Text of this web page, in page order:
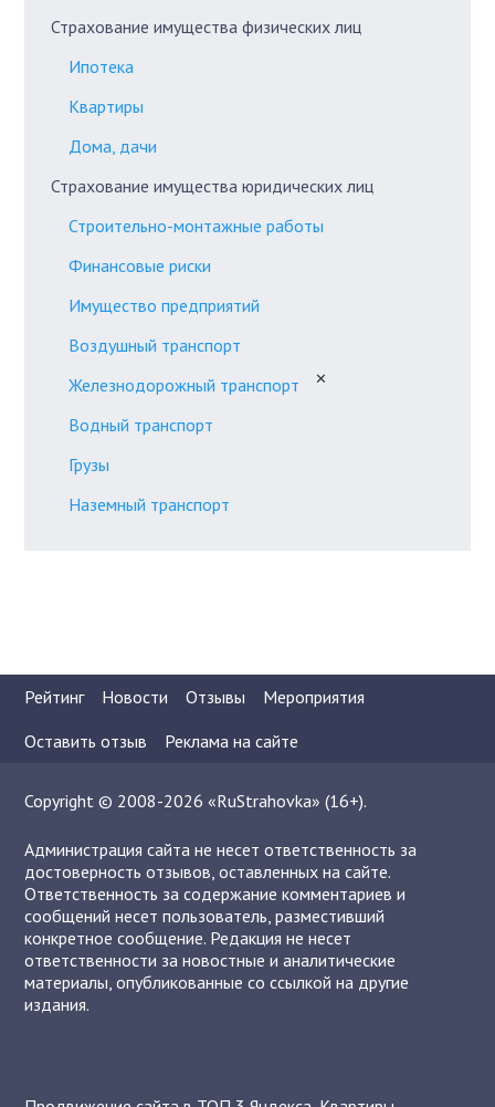
Страхование имущества физических лиц
Ипотека
Квартиры
Дома, дачи
Страхование имущества юридических лиц
Строительно-монтажные работы
Финансовые риски
Имущество предприятий
Воздушный транспорт
Железнодорожный транспорт
✕
Водный транспорт
Грузы
Наземный транспорт
Рейтинг Новости Отзывы
Мероприятия
Оставить отзыв
Реклама на сайте
Copyright © 2008-2026 «RuStrahovka» (16+).
Администрация сайта не несет ответственность за
достоверность отзывов, оставленных на сайте.
Ответственность за содержание комментариев и
сообщений несет пользователь, разместивший
конкретное сообщение. Редакция не несет
ответственности за новостные и аналитические
материалы, опубликованные со ссылкой на другие
издания.